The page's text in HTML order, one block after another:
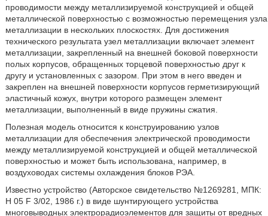
проводимости между металлизируемой конструкцией и общей
металлической поверхностью с возможностью перемещения узла
металлизации в нескольких плоскостях. Для достижения
технического результата узел металлизации включает элемент
металлизации, закрепленный на внешней боковой поверхности
полых корпусов, обращенных торцевой поверхностью друг к
другу и установленных с зазором. При этом в него введен и
закреплен на внешней поверхности корпусов герметизирующий
эластичный кожух, внутри которого размещен элемент
металлизации, выполненный в виде пружины сжатия.
Полезная модель относится к конструированию узлов
металлизации для обеспечения электрической проводимости
между металлизируемой конструкцией и общей металлической
поверхностью и может быть использована, например, в
воздуховодах системы охлаждения блоков РЭА.
Известно устройство (Авторское свидетельство №1269281, МПК:
Н 05 F 3/02, 1986 г.) в виде шунтирующего устройства
многовыводных электрорадиоэлементов для защиты от вредных